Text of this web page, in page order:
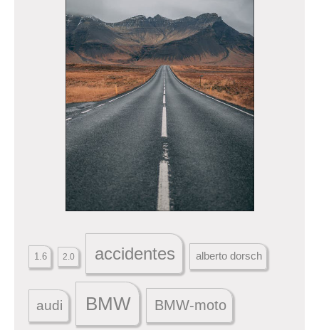
1.6 2.0 accidentes alberto dorsch
audi BMW BMW-moto